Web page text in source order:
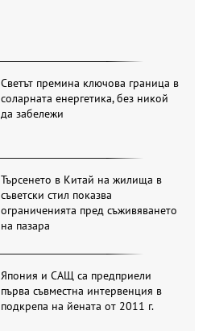
Светът премина ключова граница в
соларната енергетика, без никой
да забележи
Търсенето в Китай на жилища в
съветски стил показва
ограниченията пред съживяването
на пазара
Япония и САЩ са предприели
първа съвместна интервенция в
подкрепа на йената от 2011 г.